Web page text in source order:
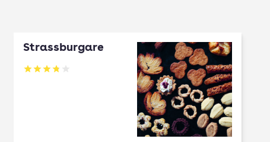
Strassburgare
Betyg: 3.78 av 5